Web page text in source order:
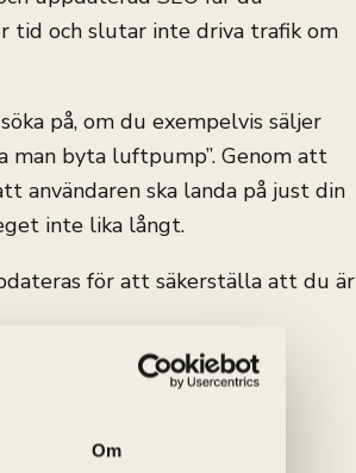
Om
tid och slutar inte driva trafik om
på, om du exempelvis säljer
man byta luftpump”. Genom att
användaren ska landa på just din
inte lika långt.
för att säkerställa att du är